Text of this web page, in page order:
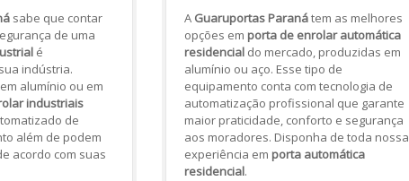
sabe que contar
de uma
é
indústria.
alumínio ou em
industriais
de
além de podem
acordo com suas
A Guaruportas Paranátem as melhores
opções em porta de enrolar automática
residencialdo mercado, produzidas em
alumínio ou aço. Esse tipo de
equipamento conta com tecnologia de
automatização profissional que garante
maior praticidade, conforto e segurança
aos moradores. Disponha de toda nossa
experiência em porta automática
residencial.